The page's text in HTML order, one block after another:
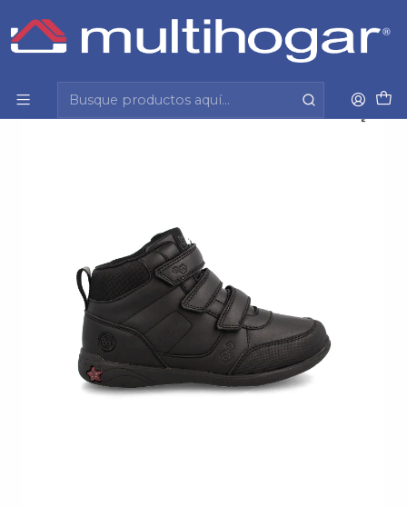
Inicio Calzado
Zapato (Na Ps) Baby Star Colegio Bubble Gummers
32160180 Negro 30